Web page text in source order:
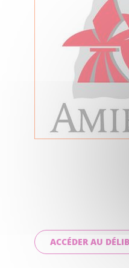
ACCÉDER AU